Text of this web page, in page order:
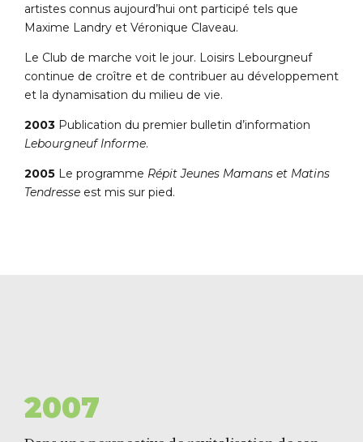
artistes connus aujourd’hui ont participé tels que
Maxime Landry et Véronique Claveau.
Le Club de marche voit le jour. Loisirs Lebourgneuf
continue de croître et de contribuer au développement
et la dynamisation du milieu de vie.
2003 Publication du premier bulletin d’information
Lebourgneuf Informe.
2005 Le programme Répit Jeunes Mamans et Matins
Tendresse est mis sur pied.
2007